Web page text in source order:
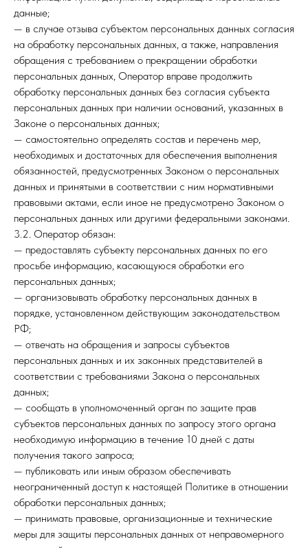
данные;
— в случае отзыва субъектом персональных данных согласия
на обработку персональных данных, а также, направления
обращения с требованием о прекращении обработки
персональных данных, Оператор вправе продолжить
обработку персональных данных без согласия субъекта
персональных данных при наличии оснований, указанных в
Законе о персональных данных;
— самостоятельно определять состав и перечень мер,
необходимых и достаточных для обеспечения выполнения
обязанностей, предусмотренных Законом о персональных
данных и принятыми в соответствии с ним нормативными
правовыми актами, если иное не предусмотрено Законом о
персональных данных или другими федеральными законами.
3.2. Оператор обязан:
— предоставлять субъекту персональных данных по его
просьбе информацию, касающуюся обработки его
персональных данных;
— организовывать обработку персональных данных в
порядке, установленном действующим законодательством
РФ;
— отвечать на обращения и запросы субъектов
персональных данных и их законных представителей в
соответствии с требованиями Закона о персональных
данных;
— сообщать в уполномоченный орган по защите прав
субъектов персональных данных по запросу этого органа
необходимую информацию в течение 10 дней с даты
получения такого запроса;
— публиковать или иным образом обеспечивать
неограниченный доступ к настоящей Политике в отношении
обработки персональных данных;
— принимать правовые, организационные и технические
меры для защиты персональных данных от неправомерного